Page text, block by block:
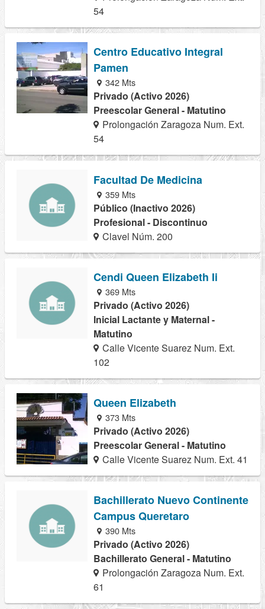
54
Centro Educativo Integral
Pamen
342 Mts
Privado (Activo 2026)
Preescolar General - Matutino
Prolongación Zaragoza Num. Ext.
54
Facultad De Medicina
359 Mts
Público (Inactivo 2026)
Profesional - Discontinuo
Clavel Núm. 200
Cendi Queen Elizabeth Ii
369 Mts
Privado (Activo 2026)
Inicial Lactante y Maternal -
Matutino
Calle Vicente Suarez Num. Ext.
102
Queen Elizabeth
373 Mts
Privado (Activo 2026)
Preescolar General - Matutino
Calle Vicente Suarez Num. Ext. 41
Bachillerato Nuevo Continente
Campus Queretaro
390 Mts
Privado (Activo 2026)
Bachillerato General - Matutino
Prolongación Zaragoza Num. Ext.
61